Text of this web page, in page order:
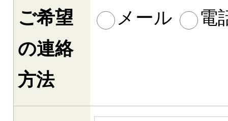
ご希望
の連絡
方法
メール 電